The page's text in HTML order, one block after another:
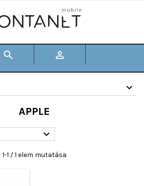
 
APPLE

1-1 / 1 elem mutatása